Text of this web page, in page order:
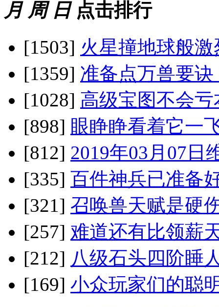
月 周 日 点击排行
[1503] 火星撞地球般
[1359] 准备点万兽要
[1028] 高级宝图不会
[898] 眼睁睁看着它一
[812] 2019年03月07日
[335] 百件神兵已准备
[321] 召唤兽天赋是硬
[257] 难道还有比领薪
[212] 八级石头四阶睡
[169] 小众玩家们的聪